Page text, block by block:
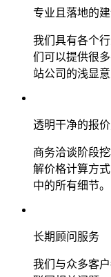
专业且落地的
我们具有各个
们可以提供很
站公司的浅显意
透明干净的报
商务洽谈阶段
解价格计算方
中的所有细节。
长期顾问服务
我们与众多客